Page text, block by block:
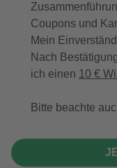
Coupons und
Mein
Nach
ich einen 10 €
Bitte beachte